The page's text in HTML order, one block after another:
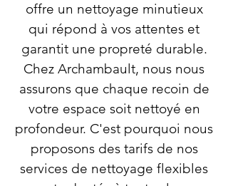
offre un nettoyage minutieux
qui répond à vos attentes et
garantit une propreté durable.
Chez Archambault, nous nous
assurons que chaque recoin de
votre espace soit nettoyé en
profondeur. C'est pourquoi nous
proposons des tarifs de nos
services de nettoyage flexibles